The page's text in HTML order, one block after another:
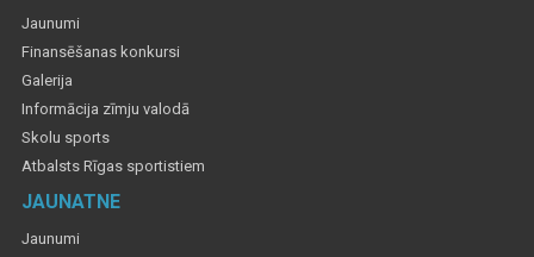
Jaunumi
Finansēšanas konkursi
Galerija
Informācija zīmju valodā
Skolu sports
Atbalsts Rīgas sportistiem
JAUNATNE
Jaunumi